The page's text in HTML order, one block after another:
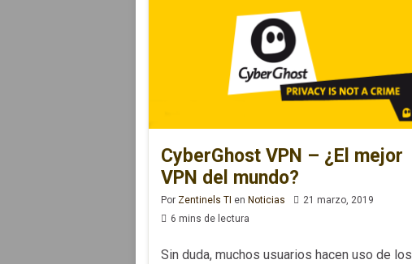
CyberGhost VPN – ¿El mejor
VPN del mundo?
Por Zentinels TI en Noticias
21 marzo, 2019
6 mins de lectura
Sin duda, muchos usuarios hacen uso de los